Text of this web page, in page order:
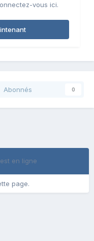
vous ici.
Abonnés 0
en ligne
page.